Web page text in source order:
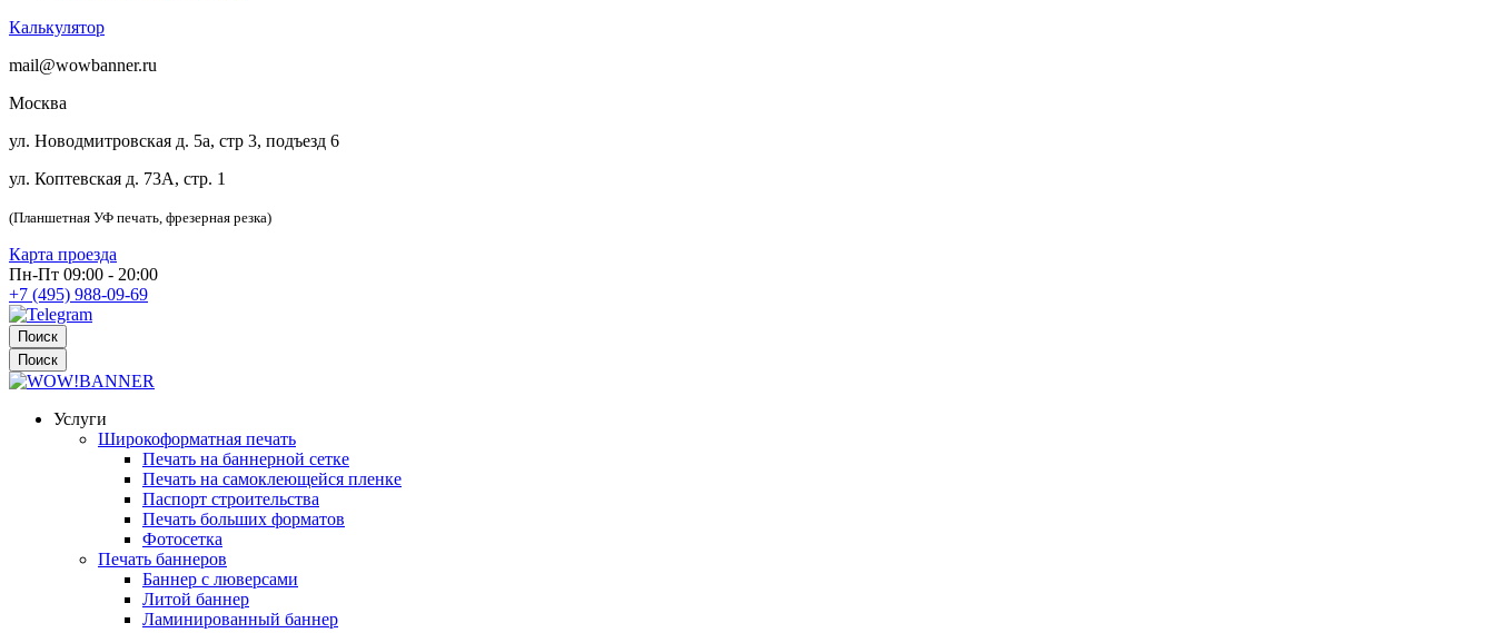
Калькулятор
mail@wowbanner.ru
Москва
ул. Новодмитровская д. 5а, стр 3, подъезд 6
ул. Коптевская д. 73А, стр. 1
(Планшетная УФ печать, фрезерная резка)
Карта проезда
Пн-Пт 09:00 - 20:00
+7 (495) 988-09-69
Поиск
Поиск
Услуги
Широкоформатная печать
Печать на баннерной сетке
Печать на самоклеющейся пленке
Паспорт строительства
Печать больших форматов
Фотосетка
Печать баннеров
Баннер с люверсами
Литой баннер
Ламинированный баннер